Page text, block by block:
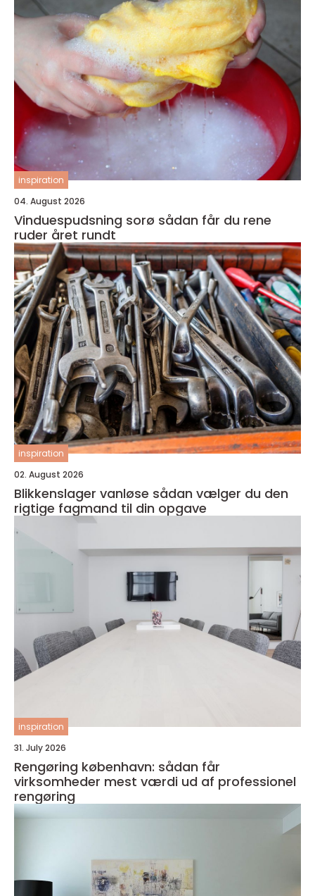
inspiration
04. August 2026
Vinduespudsning sorø sådan får du rene
ruder året rundt
inspiration
02. August 2026
Blikkenslager vanløse sådan vælger du den
rigtige fagmand til din opgave
inspiration
31. July 2026
Rengøring københavn: sådan får
virksomheder mest værdi ud af professionel
rengøring